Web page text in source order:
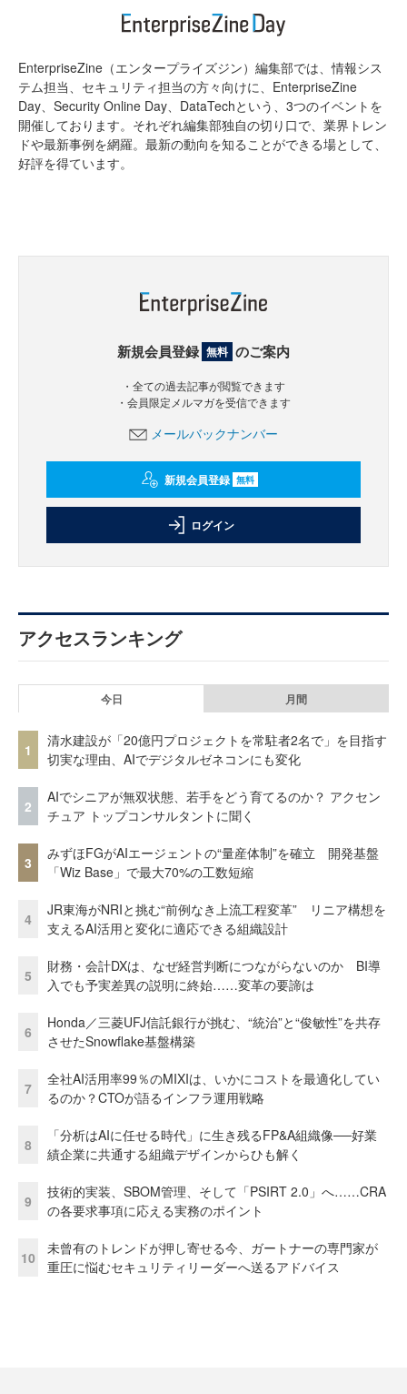
EnterpriseZine（エンタープライズジン）編集部では、情報シス
テム担当、セキュリティ担当の方々向けに、EnterpriseZine
Day、Security Online Day、DataTechという、3つのイベントを
開催しております。それぞれ編集部独自の切り口で、業界トレン
ドや最新事例を網羅。最新の動向を知ることができる場として、
好評を得ています。
新規会員登録 無料 のご案内
・全ての過去記事が閲覧できます
・会員限定メルマガを受信できます
メールバックナンバー
新規会員登録 無料
ログイン
アクセスランキング
今日 月間
1
清水建設が「20億円プロジェクトを常駐者2名で」を目指す
切実な理由、AIでデジタルゼネコンにも変化
2
AIでシニアが無双状態、若手をどう育てるのか？ アクセン
チュア トップコンサルタントに聞く
3
みずほFGがAIエージェントの“量産体制”を確立 開発基盤
「Wiz Base」で最大70%の工数短縮
4
JR東海がNRIと挑む“前例なき上流工程変革” リニア構想を
支えるAI活用と変化に適応できる組織設計
5
財務・会計DXは、なぜ経営判断につながらないのか BI導
入でも予実差異の説明に終始……変革の要諦は
6
Honda／三菱UFJ信託銀行が挑む、“統治”と“俊敏性”を共存
させたSnowflake基盤構築
7
全社AI活用率99％のMIXIは、いかにコストを最適化してい
るのか？CTOが語るインフラ運用戦略
8
「分析はAIに任せる時代」に生き残るFP&A組織像──好業
績企業に共通する組織デザインからひも解く
9
技術的実装、SBOM管理、そして「PSIRT 2.0」へ……CRA
の各要求事項に応える実務のポイント
10
未曾有のトレンドが押し寄せる今、ガートナーの専門家が
重圧に悩むセキュリティリーダーへ送るアドバイス